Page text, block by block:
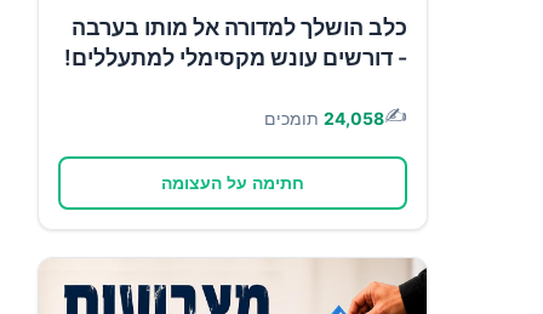
כלב הושלך למדורה אל מותו בערבה
- דורשים עונש מקסימלי למתעללים!
✍️
24,058 תומכים
חתימה על העצומה